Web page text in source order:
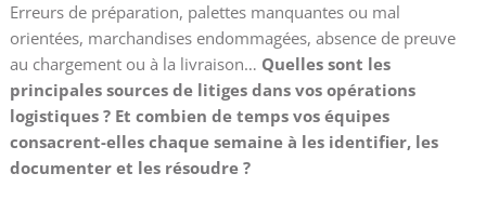
Erreurs de préparation, palettes manquantes ou mal
orientées, marchandises endommagées, absence de preuve
au chargement ou à la livraison… Quelles sont les
principales sources de litiges dans vos opérations
logistiques ? Et combien de temps vos équipes
consacrent-elles chaque semaine à les identifier, les
documenter et les résoudre ?